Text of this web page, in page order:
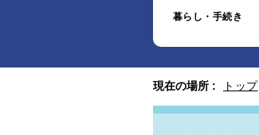
暮らし・手続き
現在の場所 : トップ